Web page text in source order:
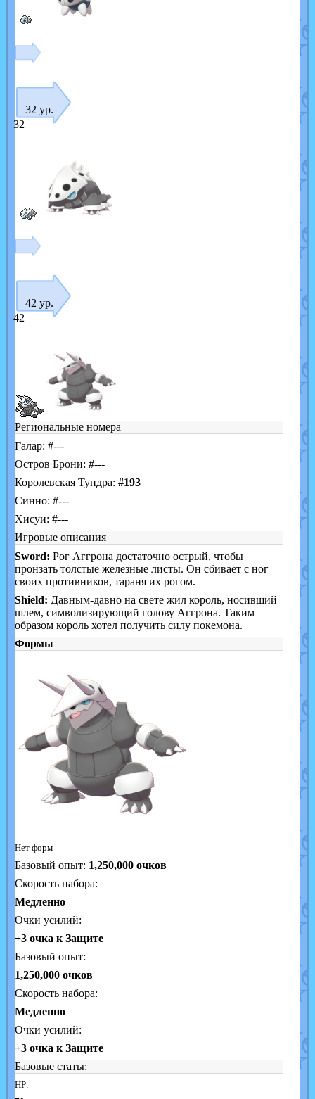
32
32 ур.
42
42 ур.
Региональные номера
Галар: #---
Остров Брони: #---
Королевская Тундра: #193
Синно: #---
Хисуи: #---
Игровые описания
Sword: Рог Аггрона достаточно острый, чтобы
пронзать толстые железные листы. Он сбивает с ног
своих противников, тараня их рогом.
Shield: Давным-давно на свете жил король, носивший
шлем, символизирующий голову Аггрона. Таким
образом король хотел получить силу покемона.
Формы
Нет форм
Базовый опыт: 1,250,000очков
Скорость набора:
Медленно
Очки усилий:
+3 очка к Защите
Базовый опыт:
1,250,000 очков
Скорость набора:
Медленно
Очки усилий:
+3 очка к Защите
Базовые статы:
HP: